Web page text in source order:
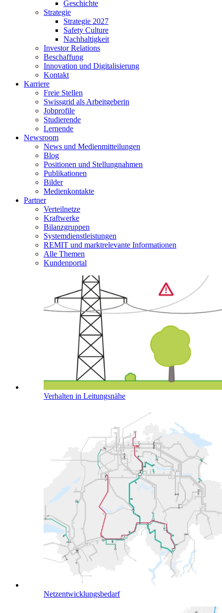
Geschichte
Strategie
Strategie 2027
Safety Culture
Nachhaltigkeit
Investor Relations
Beschaffung
Innovation und Digitalisierung
Kontakt
Karriere
Freie Stellen
Swissgrid als Arbeitgeberin
Jobprofile
Studierende
Lernende
Newsroom
News und Medienmitteilungen
Blog
Positionen und Stellungnahmen
Publikationen
Bilder
Medienkontakte
Partner
Verteilnetze
Kraftwerke
Bilanzgruppen
Systemdienstleistungen
REMIT und marktrelevante Informationen
Alle Themen
Kundenportal
Verhalten in Leitungsnähe
Netzentwicklungsbedarf